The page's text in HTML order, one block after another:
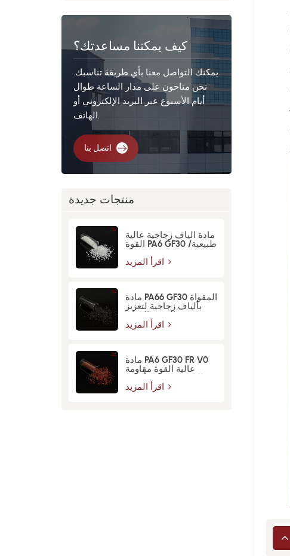
كيف يمكننا مساعدتك؟
يمكنك التواصل معنا بأي طريقة تناسبك.
نحن متاحون على مدار الساعة طوال
أيام الأسبوع عبر البريد الإلكتروني أو
الهاتف.
اتصل بنا
منتجات جديدة
مادة ألياف زجاجية عالية
القوة PA6 GF30 طبيعية/
سوداء
مادة PA66 GF30 المقواة
بألياف زجاجية لتعزيز
القوة والمتانة
مادة PA6 GF30 FR V0
عالية القوة مقاومة
للحريق معززة بألياف
زجاجية